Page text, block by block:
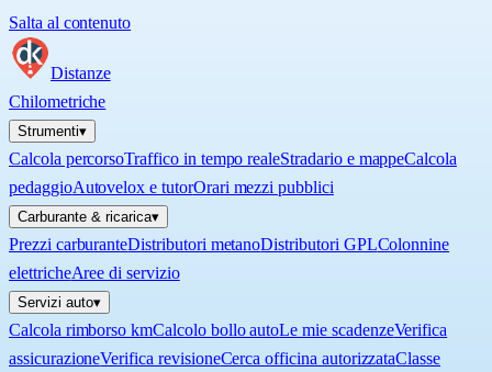
Salta al contenuto
Distanze
Chilometriche
Strumenti▾
Calcola percorsoTraffico in tempo realeStradario e mappeCalcola
pedaggioAutovelox e tutorOrari mezzi pubblici
Carburante & ricarica▾
Prezzi carburanteDistributori metanoDistributori GPLColonnine
elettricheAree di servizio
Servizi auto▾
Calcola rimborso kmCalcolo bollo autoLe mie scadenzeVerifica
assicurazioneVerifica revisioneCerca officina autorizzataClasse